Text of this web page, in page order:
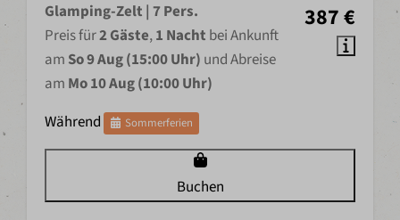
387 €
Glamping-Zelt | 7 Pers.
Preis für2 Gäste,1 Nacht bei Ankunft
am So 9 Aug (15:00 Uhr) und Abreise
am Mo 10 Aug (10:00 Uhr)
Während
Sommerferien
Buchen